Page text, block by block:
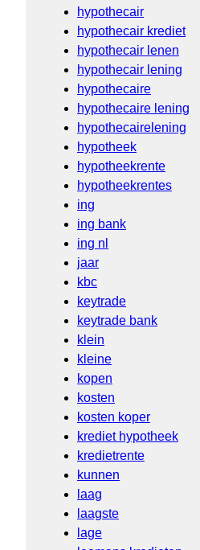
hypothecair
hypothecair krediet
hypothecair lenen
hypothecair lening
hypothecaire
hypothecaire lening
hypothecairelening
hypotheek
hypotheekrente
hypotheekrentes
ing
ing bank
ing nl
jaar
kbc
keytrade
keytrade bank
klein
kleine
kopen
kosten
kosten koper
krediet hypotheek
kredietrente
kunnen
laag
laagste
lage